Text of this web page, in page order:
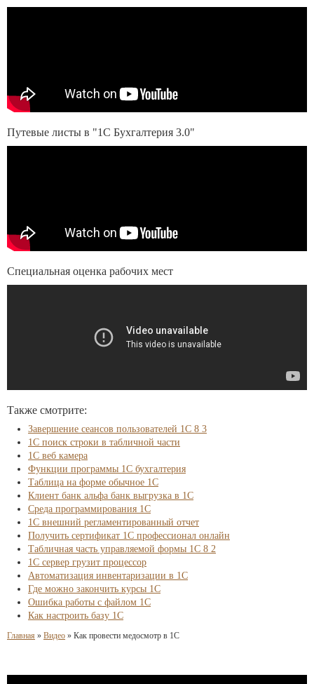
Путевые листы в "1С Бухгалтерия 3.0"
Специальная оценка рабочих мест
Также смотрите:
Завершение сеансов пользователей 1С 8 3
1С поиск строки в табличной части
1С веб камера
Функции программы 1С бухгалтерия
Таблица на форме обычное 1С
Клиент банк альфа банк выгрузка в 1С
Среда программирования 1С
1С внешний регламентированный отчет
Получить сертификат 1С профессионал онлайн
Табличная часть управляемой формы 1С 8 2
1С сервер грузит процессор
Автоматизация инвентаризации в 1С
Где можно закончить курсы 1С
Ошибка работы с файлом 1С
Как настроить базу 1С
Главная » Видео » Как провести медосмотр в 1С